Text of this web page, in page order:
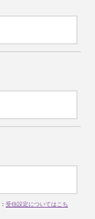
受信設定についてはこち